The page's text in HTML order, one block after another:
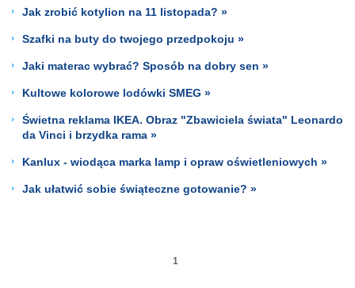
Jak zrobić kotylion na 11 listopada? »
Szafki na buty do twojego przedpokoju »
Jaki materac wybrać? Sposób na dobry sen »
Kultowe kolorowe lodówki SMEG »
Świetna reklama IKEA. Obraz "Zbawiciela świata" Leonardo
da Vinci i brzydka rama »
Kanlux - wiodąca marka lamp i opraw oświetleniowych »
Jak ułatwić sobie świąteczne gotowanie? »
1